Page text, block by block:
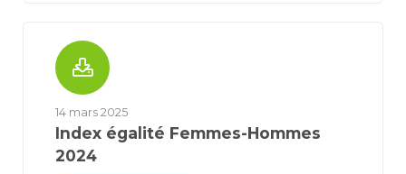
14 mars 2025
Index égalité Femmes-Hommes
2024